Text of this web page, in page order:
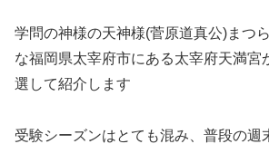
学問の神様の天神様(菅原道真公)まつ
な福岡県太宰府市にある太宰府天満宮
選して紹介します
受験シーズンはとても混み、普段の週